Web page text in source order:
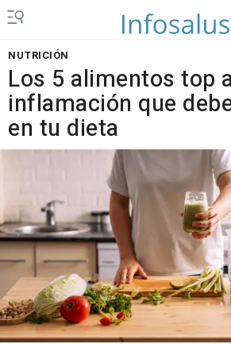
NUTRICIÓN
Los 5 alimentos top
inflamación que
en tu dieta